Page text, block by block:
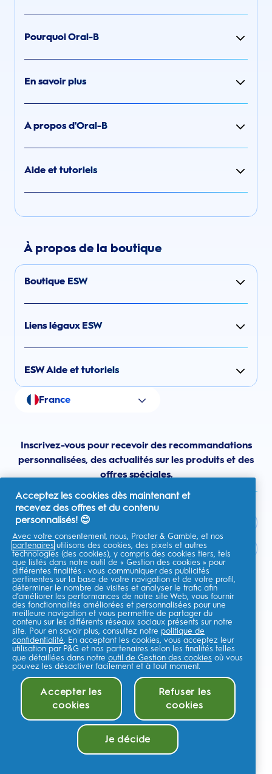
Pourquoi Oral-B
En savoir plus
A propos d'Oral-B
Aide et tutoriels
À propos de la boutique
Boutique ESW
Liens légaux ESW
ESW Aide et tutoriels
France
Inscrivez-vous pour recevoir des recommandations
personnalisées, des actualités sur les produits et des
offres spéciales.
France
Je consens à recevoir des communications personnalisées
concernant des offres, des actualités et d'autres initiatives
promotionnelles de la part d'Oral-B et d'autresmarques de P&G
mail et sur les canaux en ligne. Je peux medésinscrireà tout moment.
Procter & Gamble, le responsable du traitement des données, traitera
vos données personnelles pour vous permettre de vous inscrire sur ce
site, d'interagir avec ses services et, selon votre consentement, de vous
envoyer des communications commerciales pertinentes, y compris des
Pour plus d'informations sur le traitement de vos données et vos droits
en matière de confidentialité,lisez
ou consultez notrePolitique de
complète.
Vous avez au moins 18 ans et acceptez nosConditions générales
Procter & Gamble
Acceptez les cookies dès maintenant et
recevez des offres et du contenu
personnalisés! 😊
Avec votre consentement, nous, Procter & Gamble, et nos
partenaires utilisons des cookies, des pixels et autres
technologies (des cookies), y compris des cookies tiers, tels
que listés dans notre outil de « Gestion des cookies » pour
différentes finalités : vous communiquer des publicités
pertinentes sur la base de votre navigation et de votre profil,
déterminer le nombre de visites et analyser le trafic afin
d’améliorer les performances de notre site Web, vous fournir
des fonctionnalités améliorées et personnalisées pour une
meilleure navigation et vous permettre de partager du
contenu sur les différents réseaux sociaux présents sur notre
site. Pour en savoir plus, consultez notre politique de
confidentialité. En acceptant les cookies, vous acceptez leur
utilisation par P&G et nos partenaires selon les finalités telles
que détaillées dans notre outil de Gestion des cookies où vous
pouvez les désactiver facilement et à tout moment.
Accepter les
cookies
Refuser les
cookies
Je décide